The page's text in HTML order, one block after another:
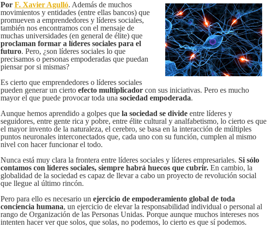
Por F. Xavier Agulló. Además de muchos
movimientos y entidades (entre ellas bancos) que
promueven a emprendedores y líderes sociales,
también nos encontramos con el mensaje de
muchas universidades (en general de élite) que
proclaman formar a líderes sociales para el
futuro. Pero, ¿son líderes sociales lo que
precisamos o personas empoderadas que puedan
piensar por si mismas?
Es cierto que emprendedores o líderes sociales
pueden generar un cierto efecto multiplicador con sus iniciativas. Pero es mucho
mayor el que puede provocar toda una sociedad empoderada.
Aunque hemos aprendido a golpes que la sociedad se divide entre líderes y
seguidores, entre gente rica y pobre, entre élite cultural y analfabetismo, lo cierto es que
el mayor invento de la naturaleza, el cerebro, se basa en la interacción de múltiples
puntos neuronales interconectados que, cada uno con su función, cumplen al mismo
nivel con hacer funcionar el todo.
Nunca está muy clara la frontera entre líderes sociales y líderes empresariales. Si sólo
contamos con líderes sociales, siempre habrá huecos que cubrir. En cambio, la
globalidad de la sociedad es capaz de llevar a cabo un proyecto de revolución social
que llegue al último rincón.
Pero para ello es necesario un ejercicio de empoderamiento global de toda
conciencia humana, un ejercicio de elevar la responsabilidad individual o personal al
rango de Organización de las Personas Unidas. Porque aunque muchos intereses nos
intenten hacer ver que solos, que solas, no podemos, lo cierto es que sí podemos.